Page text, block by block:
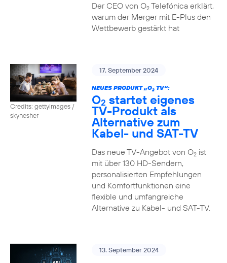
Der CEO von O2Telefónica erklärt,
warum der Merger mit E-Plus den
Wettbewerb gestärkt hat
Credits: gettyimages /
skynesher
17. September 2024
NEUES PRODUKT „O2TV“:
O2 startet eigenes
TV-Produkt als
Alternative zum
Kabel- und SAT-TV
Das neue TV-Angebot von O2ist
mit über 130 HD-Sendern,
personalisierten Empfehlungen
und Komfortfunktionen eine
flexible und umfangreiche
Alternative zu Kabel- und SAT-TV.
13. September 2024